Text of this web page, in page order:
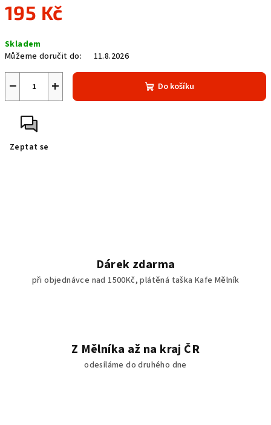
195 Kč
cena:
Skladem
Můžeme doručit do:
11.8.2026
+
− Do košíku
Zeptat se
Dárek zdarma
při objednávce nad 1500Kč, plátěná taška Kafe Mělník
Z Mělníka až na kraj ČR
odesíláme do druhého dne